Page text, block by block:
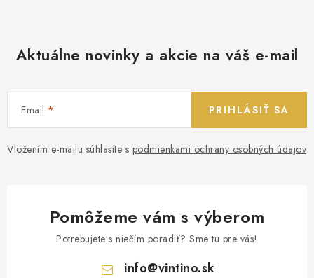
Aktuálne novinky a akcie na váš e-mail
Email
Vložením e-mailu súhlasíte s podmienkami ochrany osobných údajov
PRIHLÁSIŤ SA
Pomôžeme vám s výberom
Potrebujete s niečím poradiť? Sme tu pre vás!
info@vintino.sk